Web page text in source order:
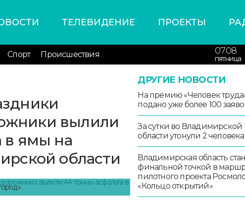
ТЕЛЕВИДЕНИЕ ПРОЕКТЫ
Спорт Происшествия 07.08
пятница
вылили
в ямы на
области
ДРУГИЕ НОВОСТИ
На премию «Человек
подано уже более 100
За сутки во Владимирской
области утонули 2 человека
Владимирская область
финальной точкой в
пилотного проекта
«Кольцо открытий»